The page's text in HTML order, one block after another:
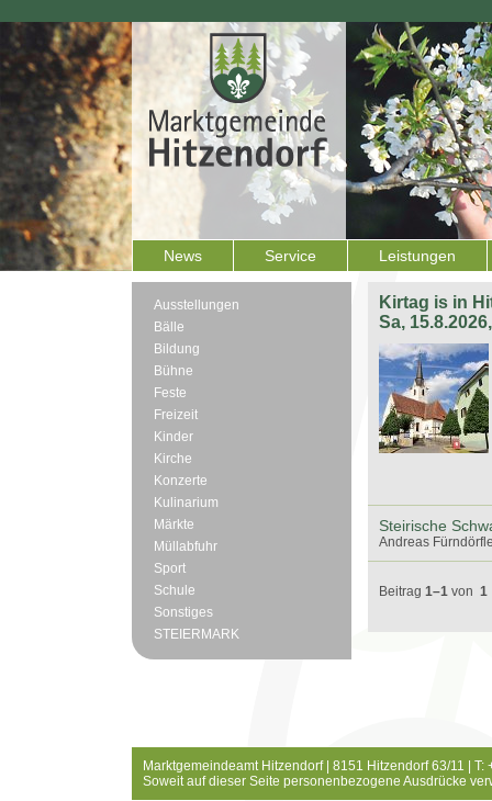
News Service Leistungen
Ausstellungen
Bälle
Bildung
Bühne
Feste
Freizeit
Kinder
Kirche
Konzerte
Kulinarium
Märkte
Müllabfuhr
Sport
Schule
Sonstiges
STEIERMARK
Kirtag is in
Sa,
Steirische
Andreas
Beitrag 1–1 von 1
Marktgemeindeamt Hitzendorf | 8151 Hitzendorf 63/11 |
Soweit auf dieser Seite personenbezogene Ausdrücke